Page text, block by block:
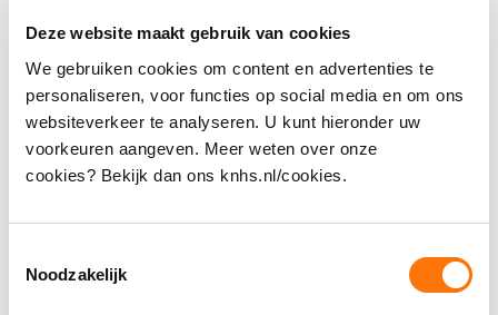
Deze website maakt gebruik van cookies
We gebruiken cookies om content en advertenties te
personaliseren, voor functies op social media en om ons
websiteverkeer te analyseren. U kunt hieronder uw
voorkeuren aangeven. Meer weten over onze
cookies? Bekijk dan ons knhs.nl/cookies.
Noodzakelijk
Over de KNHS Paarden en pony's
Sportaanbieders Springen Wedstrijden
Voltigeforum